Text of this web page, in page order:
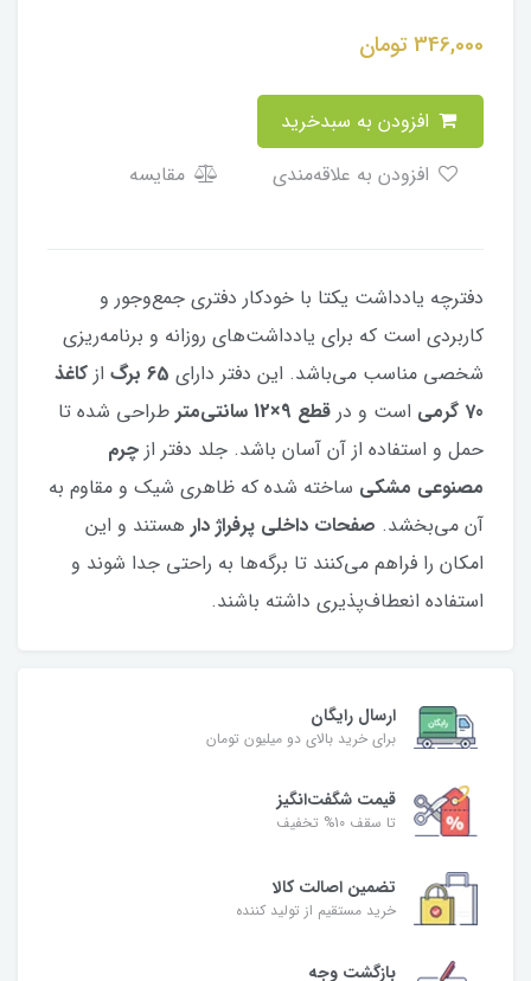
346,000 تومان
مقایسه
دفترچه یادداشت یکتا با خودکار دفتری جمع‌وجور و
کاربردی است که برای یادداشت‌های روزانه و برنامه‌ریزی
شخصی مناسب می‌باشد. این دفتر دارای 65 برگ از کاغذ
70 گرمی
است و در قطع 9×12 سانتی‌متر
طراحی شده تا
حمل و استفاده از آن آسان باشد. جلد دفتر از چرم
مصنوعی مشکی ساخته شده که ظاهری شیک و مقاوم به
آن می‌بخشد. صفحات داخلی پرفراژ دار هستند و این
امکان را فراهم می‌کنند تا برگه‌ها به راحتی جدا شوند و
استفاده انعطاف‌پذیری داشته باشند.
ارسال رایگان
برای خرید بالای دو میلیون تومان
قیمت شگفت‌انگیز
تا سقف 10% تخفیف
تضمین اصالت کالا
خرید مستقیم از تولید کننده
بازگشت وجه